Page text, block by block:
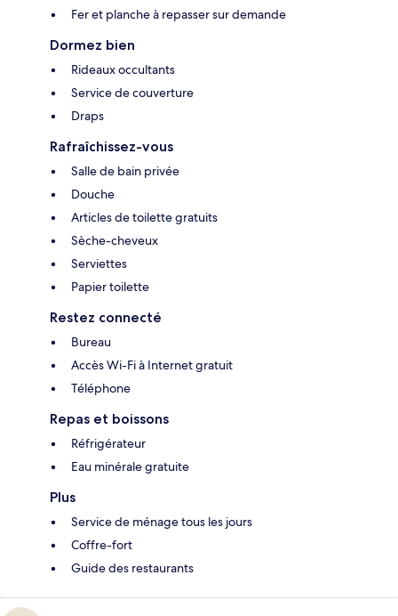
Fer et planche à repasser sur demande
Dormez bien
Rideaux occultants
Service de couverture
Draps
Rafraîchissez-vous
Salle de bain privée
Douche
Articles de toilette gratuits
Sèche-cheveux
Serviettes
Papier toilette
Restez connecté
Bureau
Accès Wi-Fi à Internet gratuit
Téléphone
Repas et boissons
Réfrigérateur
Eau minérale gratuite
Plus
Service de ménage tous les jours
Coffre-fort
Guide des restaurants